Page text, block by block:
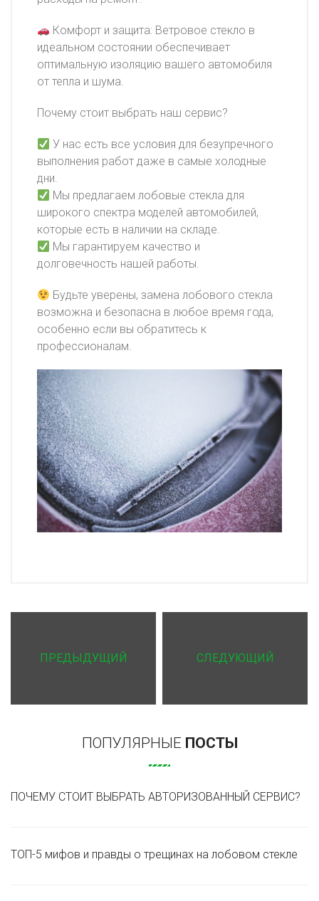
Комфорт и защита: Ветровое стекло в
идеальном состоянии обеспечивает
оптимальную изоляцию вашего автомобиля
от тепла и шума.
Почему стоит выбрать наш сервис?
У нас есть все условия для безупречного
выполнения работ даже в самые холодные
дни.
Мы предлагаем лобовые стекла для
широкого спектра моделей автомобилей,
которые есть в наличии на складе.
Мы гарантируем качество и
долговечность нашей работы.
Будьте уверены, замена лобового стекла
возможна и безопасна в любое время года,
особенно если вы обратитесь к
профессионалам.
ПРЕДЫДУЩИЙ СЛЕДУЮЩИЙ
ПОПУЛЯРНЫЕ ПОСТЫ
ПОЧЕМУ СТОИТ ВЫБРАТЬ АВТОРИЗОВАННЫЙ СЕРВИС?
ТОП-5 мифов и правды о трещинах на лобовом стекле